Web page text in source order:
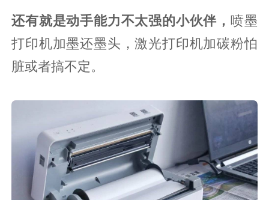
还有就是动手能力不太强的小伙伴，喷墨
打印机加墨还墨头，激光打印机加碳粉怕
脏或者搞不定。